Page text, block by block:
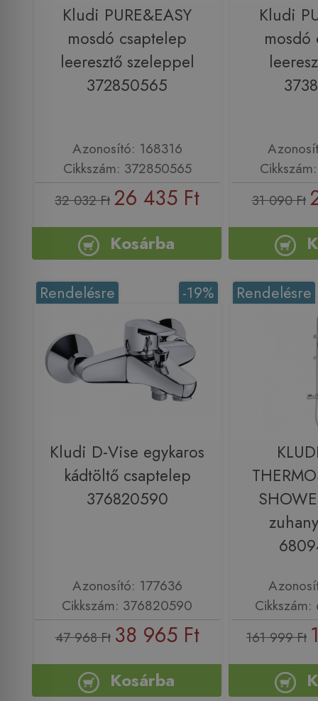
Kludi PURE&EASY
mosdó csaptelep
leeresztő szeleppel
372850565
Azonosító: 168316
Cikkszám: 372850565
32 032 Ft 26 435 Ft
Kosárba
Kludi
mosdó
31 090 Ft
-19%
Rendelésre
Kludi D-Vise egykaros
kádtöltő csaptelep
376820590
Azonosító: 177636
Cikkszám: 376820590
47 968 Ft 38 965 Ft
Kosárba
Rendelésre
161 999 Ft